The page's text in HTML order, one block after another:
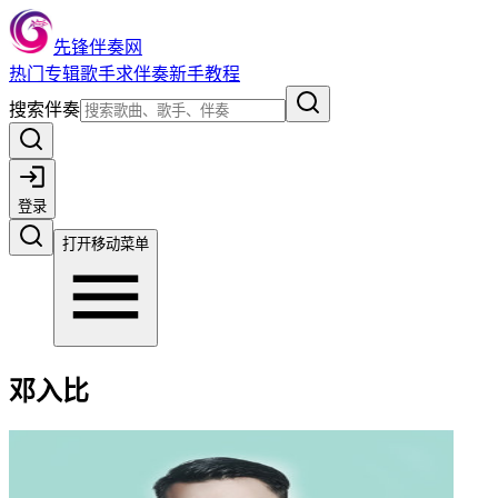
先锋伴奏网
热门 专辑歌手求伴奏新手教程
搜索伴奏
登录
打开移动菜单
邓入比